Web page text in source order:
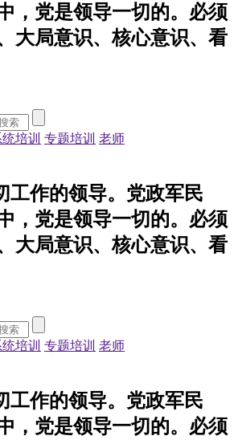
，党是领导一切的。必须
大局意识、核心意识、看
培训 专题培训 老师
工作的领导。党政军民
，党是领导一切的。必须
大局意识、核心意识、看
培训 专题培训 老师
工作的领导。党政军民
，党是领导一切的。必须